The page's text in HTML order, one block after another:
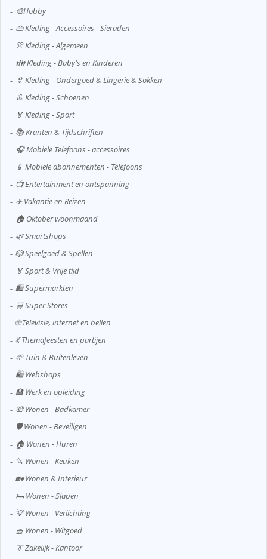
🎨Hobby
👜 Kleding - Accessoires - Sieraden
👚 Kleding - Algemeen
👪 Kleding - Baby's en Kinderen
👙 Kleding - Ondergoed & Lingerie & Sokken
👢 Kleding - Schoenen
🏅 Kleding - Sport
📚 Kranten & Tijdschriften
🎧 Mobiele Telefoons - accessoires
📱 Mobiele abonnementen - Telefoons
📺 Entertainment en ontspanning
✈️ Vakantie en Reizen
🏠 Oktober woonmaand
🌿 Smartshops
🎲 Speelgoed & Spellen
🏅 Sport & Vrije tijd
🛍️ Supermarkten
🛒 Super Stores
🌐 Televisie, internet en bellen
💃 Themafeesten en partijen
🌱 Tuin & Buitenleven
🛍️ Webshops
🏫 Werk en opleiding
🛀 Wonen - Badkamer
🛡️ Wonen - Beveiligen
🏠 Wonen - Huren
🔪 Wonen - Keuken
🏡 Wonen & Interieur
🛏️ Wonen - Slapen
💡 Wonen - Verlichting
🧺 Wonen - Witgoed
👔 Zakelijk - Kantoor